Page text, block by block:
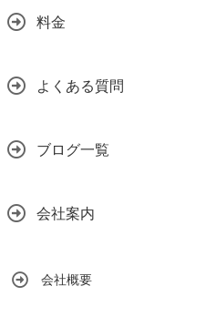
料金
よくある質問
ブログ一覧
会社案内
会社概要